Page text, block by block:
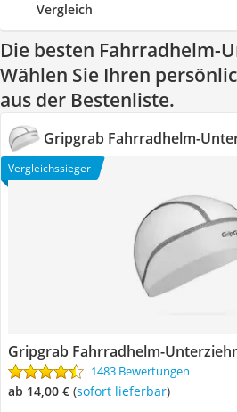
Vergleich
Die besten Fahrradhelm-
Wählen Sie Ihren
aus der Bestenliste.
Gripgrab Fahrradhelm-
Vergleichssieger
Gripgrab Fahrradhelm-
1483 Bewertungen
ab 14,00 € ( Sofort lieferbar)